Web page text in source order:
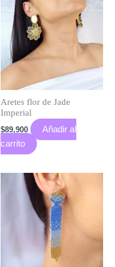
Aretes flor de Jade
Imperial
$89,900
Añadir al
carrito